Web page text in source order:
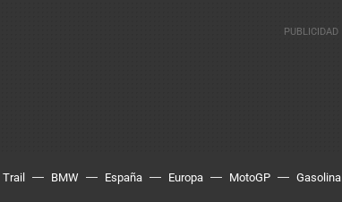
Trail BMW España Europa MotoGP Gasolina